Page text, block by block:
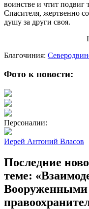
воинстве и чтит подвиг
Спасителя, жертвенно
душу за други своя.
Благочиния:
Фото к новости:
Персоналии:
Иерей Антоний Власов
Последние
теме:
Вооруженными